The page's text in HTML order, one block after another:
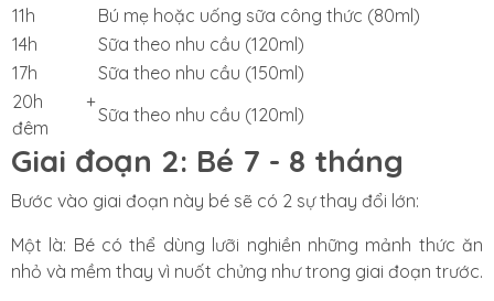
11h
Bú mẹ hoặc uống sữa công thức (80ml)
14h
Sữa theo nhu cầu (120ml)
17h
Sữa theo nhu cầu (150ml)
20h +
đêm
Sữa theo nhu cầu (120ml)
Giai đoạn 2: Bé 7 - 8 tháng
Bước vào giai đoạn này bé sẽ có 2 sự thay đổi lớn:
Một là: Bé có thể dùng lưỡi nghiền những mảnh thức ăn
nhỏ và mềm thay vì nuốt chửng như trong giai đoạn trước.